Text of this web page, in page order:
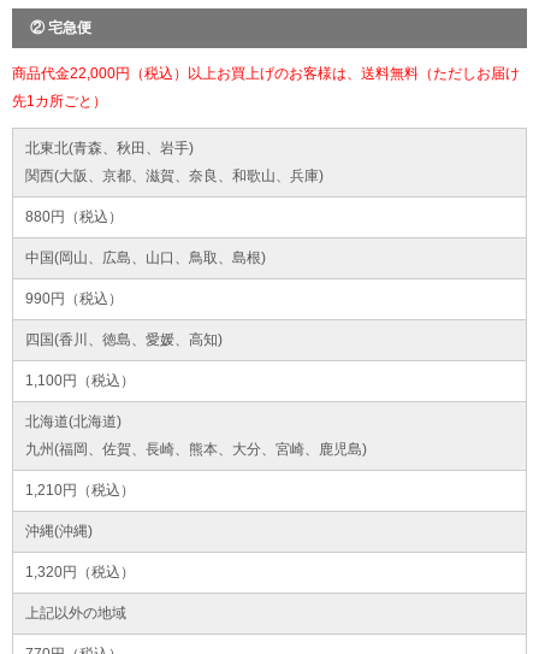
② 宅急便
商品代金22,000円（税込）以上お買上げのお客様は、送料無料（ただしお届け
先1カ所ごと）
北東北(青森、秋田、岩手)
関西(大阪、京都、滋賀、奈良、和歌山、兵庫)
880円（税込）
中国(岡山、広島、山口、鳥取、島根)
990円（税込）
四国(香川、徳島、愛媛、高知)
1,100円（税込）
北海道(北海道)
九州(福岡、佐賀、長崎、熊本、大分、宮崎、鹿児島)
1,210円（税込）
沖縄(沖縄)
1,320円（税込）
上記以外の地域